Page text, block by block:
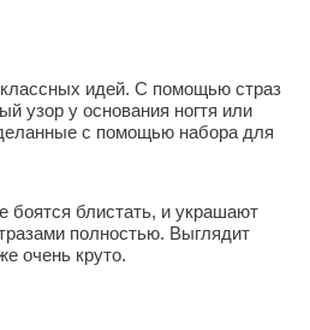
идей. С помощью страз
узор у основания ногтя или
с помощью набора для
блистать, и украшают
полностью. Выглядит
очень круто.